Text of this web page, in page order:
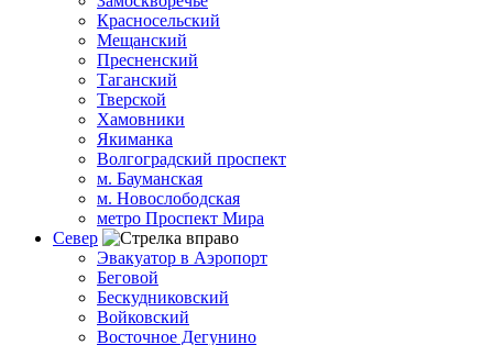
Красносельский
Мещанский
Пресненский
Таганский
Тверской
Хамовники
Якиманка
Волгоградский проспект
м. Бауманская
м. Новослободская
метро Проспект Мира
Север
Эвакуатор в Аэропорт
Беговой
Бескудниковский
Войковский
Восточное Дегунино